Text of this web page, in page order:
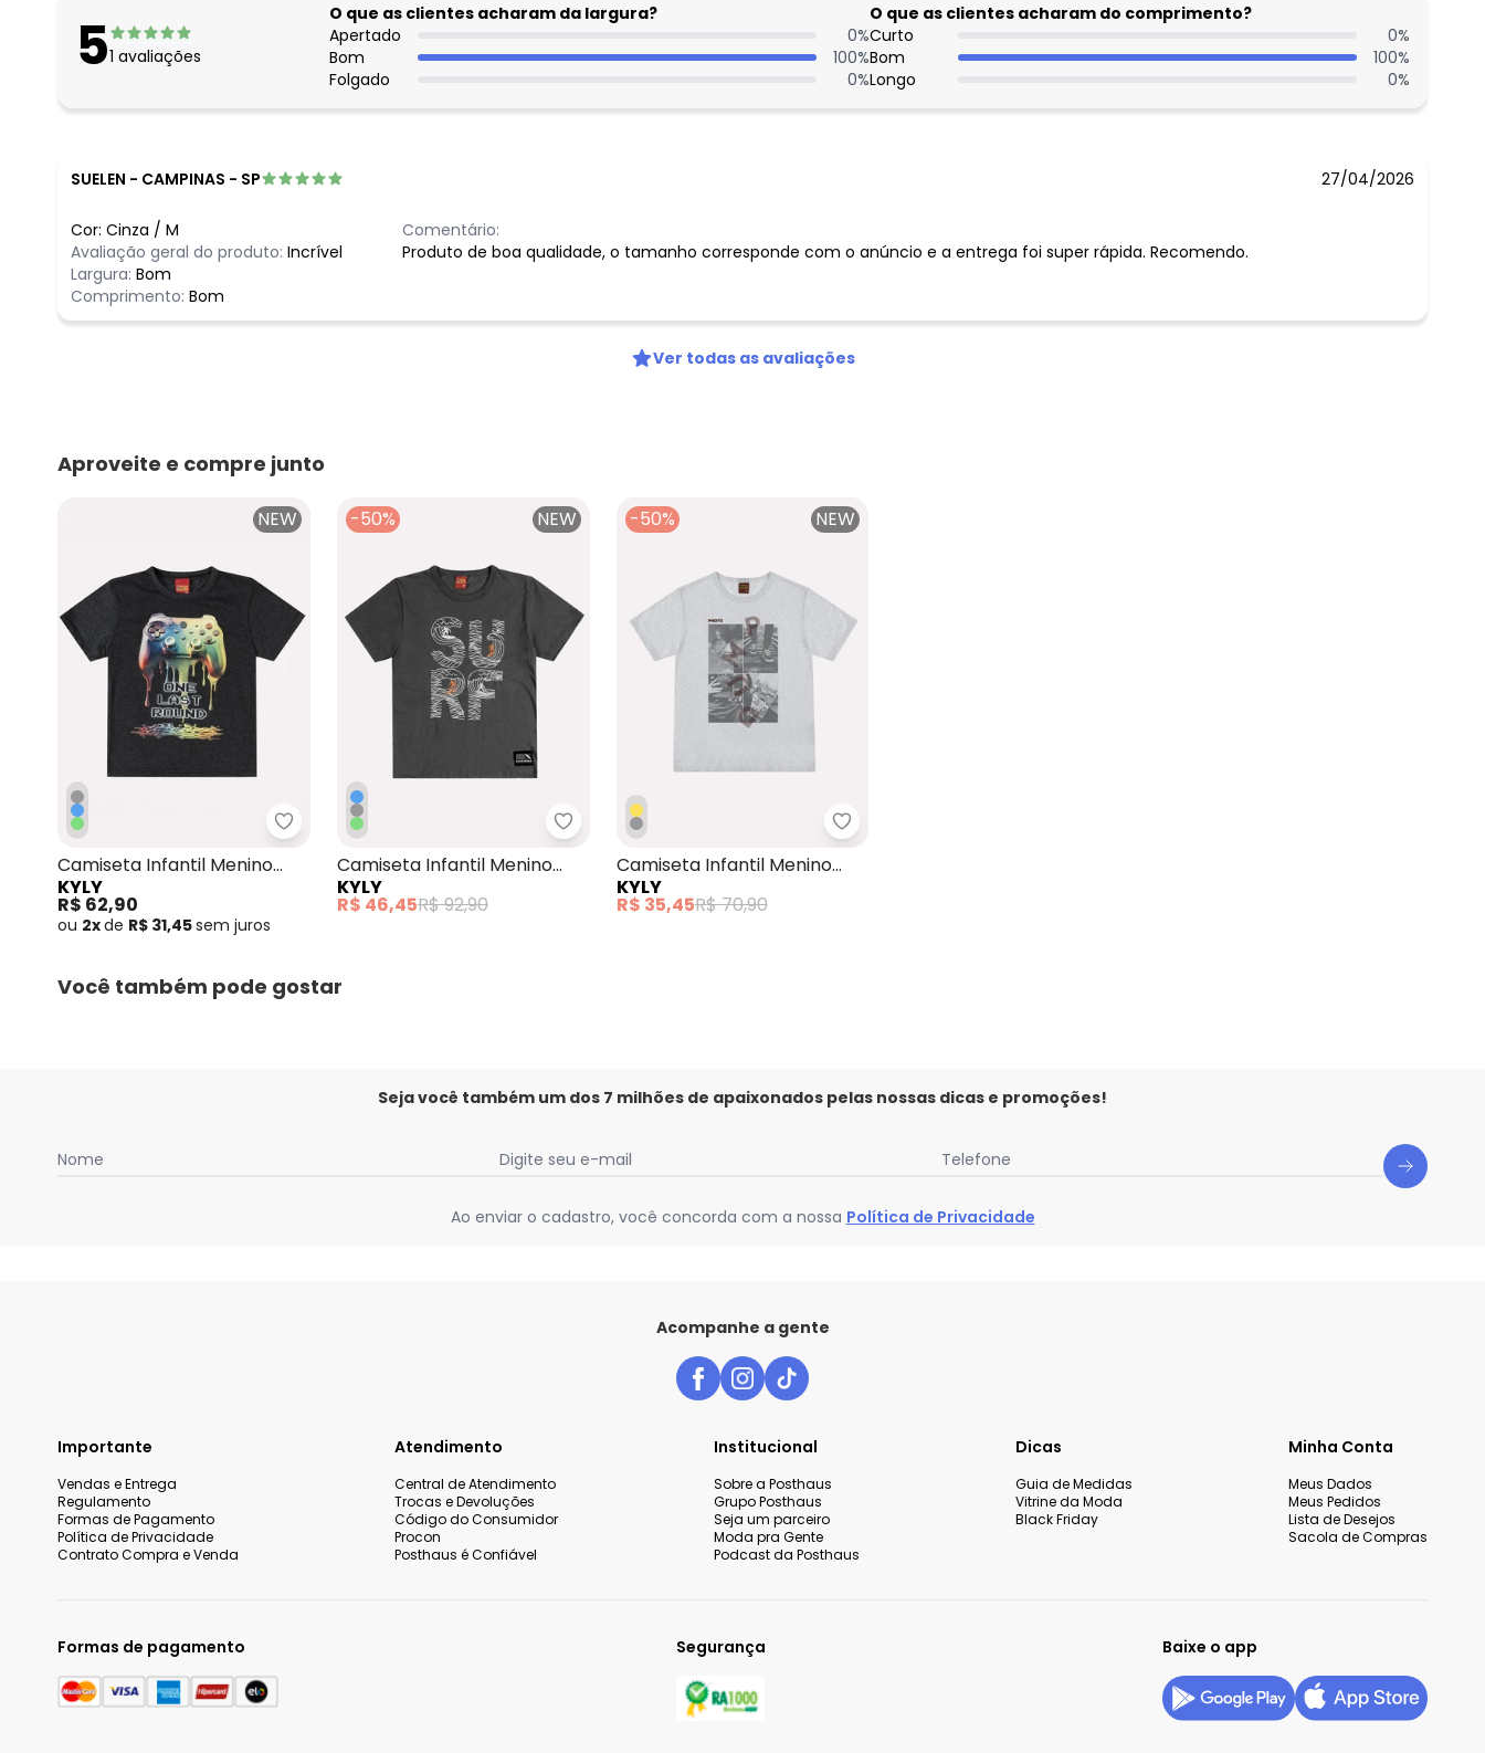
maio/2026 R$ 27,96
abril/2026 R$ 27,96
N/D*
fevereiro/2026 N/D*
51 avaliações
O que as clientes acharam da largura?
Apertado
0%
Bom
100%
Folgado
0%
O que as clientes acharam do comprimento?
Curto
0%
Bom
100%
Longo
0%
SUELEN - CAMPINAS - SP 27/04/2026
Cor: Cinza / M
Avaliação geral do produto: Incrível
Largura: Bom
Comprimento: Bom
Comentário:
Produto de boa qualidade, o tamanho corresponde com o anúncio e a entrega foi super rápida. Recomendo.
Ver todas as avaliações
Aproveite e compre junto
NEW
Kyly - Camiseta Infantil Menino Estampa Cinza
Camiseta Infantil Menino
Estampa Cinza
KYLY
R$ 62,90
ou 2xde R$ 31,45sem juros
-50% NEW
Kyly - Camiseta Infantil Menino Surf Cinza
Camiseta Infantil Menino
Surf Cinza
KYLY
R$ 46,45R$ 92,90
-50% NEW
Kyly - Camiseta Infantil Menino Estampa Cinza
Camiseta Infantil Menino
Estampa Cinza
KYLY
R$ 35,45R$ 70,90
Você também pode gostar
Seja você também um dos 7 milhões de apaixonados pelas nossas dicas e promoções!
Nome Digite seu e-mail Telefone
Ao enviar o cadastro, você concorda com a nossa Política de Privacidade
Acompanhe a gente
Importante
Vendas e Entrega
Regulamento
Formas de Pagamento
Política de Privacidade
Contrato Compra e Venda
Atendimento
Central de Atendimento
Trocas e Devoluções
Código do Consumidor
Procon
Posthaus é Confiável
Institucional
Sobre a Posthaus
Grupo Posthaus
Seja um parceiro
Moda pra Gente
Podcast da Posthaus
Dicas
Guia de Medidas
Vitrine da Moda
Black Friday
Minha Conta
Meus Dados
Meus Pedidos
Lista de Desejos
Sacola de Compras
Formas de pagamento Segurança Baixe o app